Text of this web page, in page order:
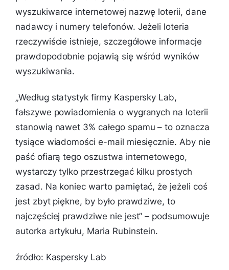
wyszukiwarce internetowej nazwę loterii, dane
nadawcy i numery telefonów. Jeżeli loteria
rzeczywiście istnieje, szczegółowe informacje
prawdopodobnie pojawią się wśród wyników
wyszukiwania.
„Według statystyk firmy Kaspersky Lab,
fałszywe powiadomienia o wygranych na loterii
stanowią nawet 3% całego spamu – to oznacza
tysiące wiadomości e-mail miesięcznie. Aby nie
paść ofiarą tego oszustwa internetowego,
wystarczy tylko przestrzegać kilku prostych
zasad. Na koniec warto pamiętać, że jeżeli coś
jest zbyt piękne, by było prawdziwe, to
najczęściej prawdziwe nie jest” – podsumowuje
autorka artykułu, Maria Rubinstein.
źródło: Kaspersky Lab